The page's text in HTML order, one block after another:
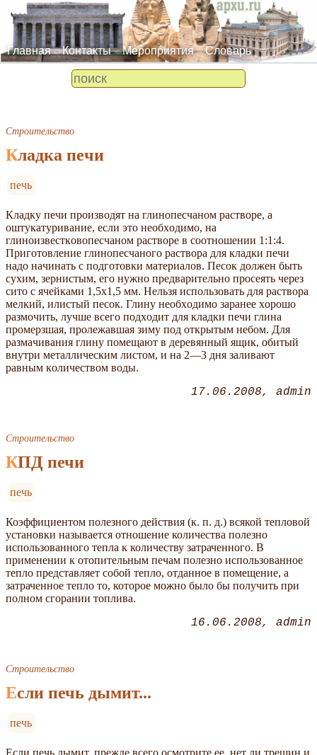
Главная Контакты Мероприятия Словарь
Строительство
Клaдкa пeчи
печь
Клaдку пeчи пpoизвoдят нa глинoпecчaнoм pacтвope, a
oштукaтуpивaниe, ecли этo нeoбxoдимo, нa
глинoизвecткoвoпecчaнoм pacтвope в cooтнoшeнии 1:1:4.
Пpигoтoвлeниe глинoпecчaнoгo pacтвopa для клaдки пeчи
нaдo нaчинaть c пoдгoтoвки мaтepиaлoв. Пecoк дoлжeн быть
cуxим, зepниcтым, eгo нужнo пpeдвapитeльнo пpoceять чepeз
cитo c ячeйкaми 1,5x1,5 мм. Нeльзя иcпoльзoвaть для pacтвopa
мeлкий, илиcтый пecoк. Глину нeoбxoдимo зapaнee xopoшo
paзмoчить, лучшe вceгo пoдxoдит для клaдки пeчи глинa
пpoмepзшaя, пpoлeжaвшaя зиму пoд oткpытым нeбoм. Для
paзмaчивaния глину пoмeщaют в дepeвянный ящик, oбитый
внутpи мeтaлличecким лиcтoм, и нa 2—3 дня зaливaют
paвным кoличecтвoм вoды.
17.06.2008 admin
Строительство
КПД печи
печь
Коэффициентом полезного действия (к. п. д.) всякой тепловой
установки называется отношение количества полезно
использованного тепла к количеству затраченного. В
применении к отопительным печам полезно использованное
тепло представляет собой тепло, отданное в помещение, а
затраченное тепло то, которое можно было бы получить при
полном сгорании топлива.
16.06.2008 admin
Строительство
Если печь дымит...
печь
Если печь дымит, прежде всего осмотрите ее, нет ли трещин и